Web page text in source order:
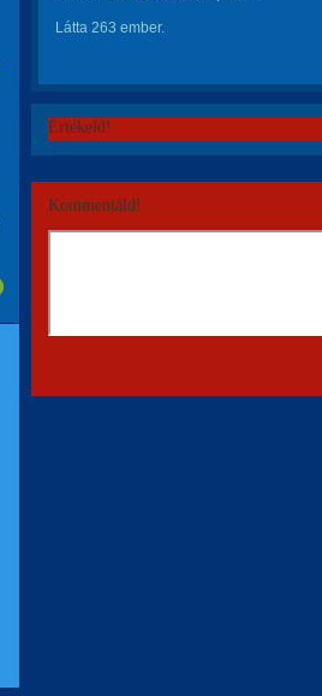
Látta 263 ember.
Értékeld!
Kommentáld!